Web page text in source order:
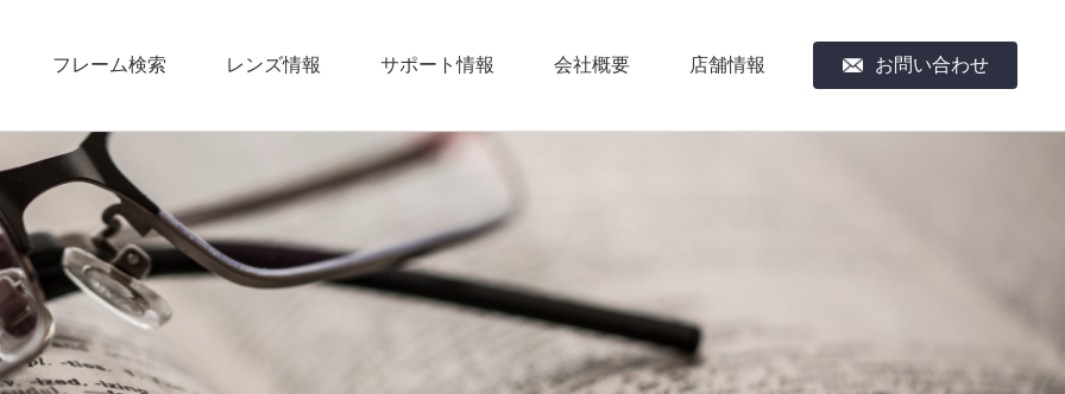
フレーム検索 レンズ情報 サポート情報 会社概要 店舗情報 お問い合わせ